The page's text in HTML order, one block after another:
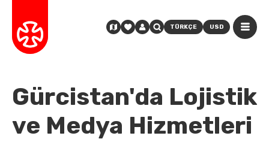
TÜRKÇE USD
Gürcistan'da Lojistik
ve Medya Hizmetleri